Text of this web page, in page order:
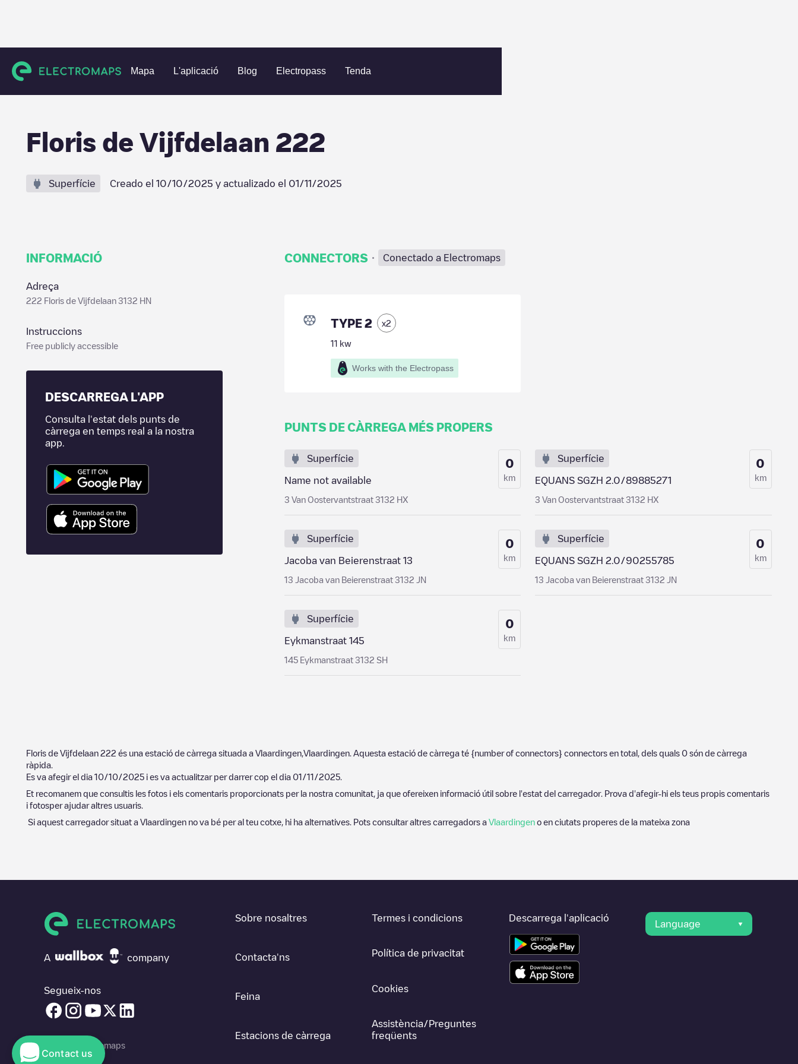
Mapa L'aplicació Blog Electropass Tenda
Charging stations Països Baixos Vlaardingen Vlaardingen Floris de Vijfdelaan 222
Floris de Vijfdelaan 222
Superfície Creado el 10/10/2025 y actualizado el 01/11/2025
INFORMACIÓ
Adreça
222 Floris de Vijfdelaan 3132 HN
Instruccions
Free publicly accessible
DESCARREGA L'APP
Consulta l'estat dels punts de
càrrega en temps real a la nostra
app.
CONNECTORS · Conectado a Electromaps
TYPE 2 x2
11 kw
Works with the Electropass
PUNTS DE CÀRREGA MÉS PROPERS
Superfície
Name not available
3 Van Oostervantstraat 3132 HX
0
km
Superfície
EQUANS SGZH 2.0/89885271
3 Van Oostervantstraat 3132 HX
0
km
Superfície
Jacoba van Beierenstraat 13
13 Jacoba van Beierenstraat 3132 JN
0
km
Superfície
EQUANS SGZH 2.0/90255785
13 Jacoba van Beierenstraat 3132 JN
0
km
Superfície
Eykmanstraat 145
145 Eykmanstraat 3132 SH
0
km
Floris de Vijfdelaan 222 és una estació de càrrega situada a Vlaardingen Vlaardingen . Aquesta estació de càrrega té {number of connectors} connectors en total, dels quals 0 són de càrrega
ràpida.
Es va afegir el dia 10/10/2025 i es va actualitzar per darrer cop el dia 01/11/2025
Et recomanem que consultis les fotos i els comentaris proporcionats per la nostra comunitat, ja que ofereixen informació útil sobre l'estat del carregador. Prova d'afegir-hi els teus propis comentaris
i fotosper ajudar altres usuaris.
Si aquest carregador situat a Vlaardingen no va bé per al teu cotxe, hi ha alternatives. Pots consultar altres carregadors a Vlaardingen o en ciutats properes de la mateixa zona
A company
Segueix-nos
© 2026 Electromaps
Sobre nosaltres
Contacta'ns
Feina
Estacions de càrrega
Termes i condicions
Política de privacitat
Cookies
Assistència/Preguntes
freqüents
Descarrega l'aplicació
Language
Contact us